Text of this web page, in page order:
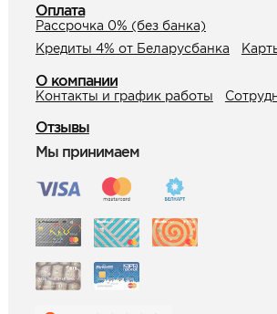
Оплата
Рассрочка 0% (без банка)
Кредиты 4% от Беларусбанка
О компании
Контакты и график работы
Отзывы
Мы принимаем